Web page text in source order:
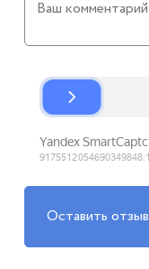
Оставить отзыв